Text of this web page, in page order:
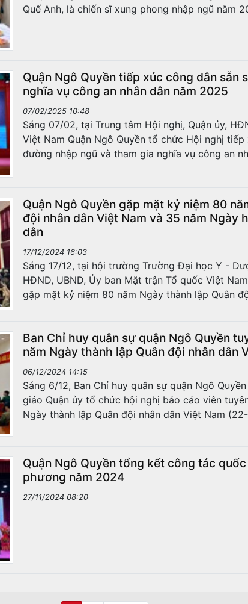
Quế Anh, là chiến sĩ xung phong nhập ngũ năm
Quận Ngô Quyền tiếp xúc công dân sẵn
nghĩa vụ công an nhân dân năm 2025
07/02/2025 10:48
Sáng 07/02, tại Trung tâm Hội nghị, Quận ủy,
Việt Nam Quận Ngô Quyền tổ chức Hội nghị
đường nhập ngũ và tham gia nghĩa vụ công an
Quận Ngô Quyền gặp mặt kỷ niệm 80
đội nhân dân Việt Nam và 35 năm Ngày
dân
17/12/2024 16:03
Sáng 17/12, tại hội trường Trường Đại học Y -
HĐND, UBND, Ủy ban Mặt trận Tổ quốc Việt
gặp mặt kỷ niệm 80 năm Ngày thành lập Quân
Ban Chỉ huy quân sự quận Ngô Quyền
năm Ngày thành lập Quân đội nhân dân
06/12/2024 14:15
Sáng 6/12, Ban Chỉ huy quân sự quận Ngô
giáo Quận ủy tổ chức hội nghị báo cáo viên
Ngày thành lập Quân đội nhân dân Việt Nam
Quận Ngô Quyền tổng kết công tác
phương năm 2024
27/11/2024 08:20